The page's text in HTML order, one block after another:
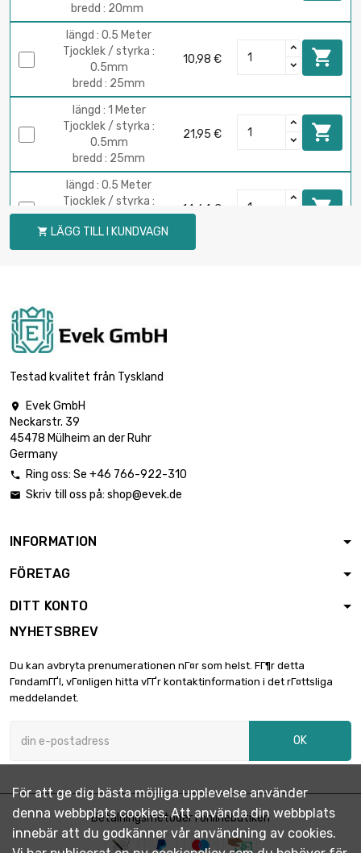
bredd : 20mm
längd : 0.5 Meter
Tjocklek / styrka :
0.5mm
bredd : 25mm
10,98 € 
längd : 1 Meter
Tjocklek / styrka :
0.5mm
bredd : 25mm
21,95 € 
längd : 0.5 Meter
Tjocklek / styrka :
1mm
bredd : 25mm
14,64 € 
längd : 0.5 Meter
bredd : 30mm
längd : 1 Meter
Tjocklek / styrka :
0.5mm
Tjocklek / styrka :
bredd : 30mm
Tjocklek / styrka :
bredd : 30mm
längd : 0.5 Meter
2mm
bredd : 30mm
35,14 €
2mm
längd : 0.5 Meter
Tjocklek / styrka :
0.5mm
bredd : 35mm
15,36 € 
 LÄGG TILL I KUNDVAGN
Testad kvalitet från Tyskland

Evek GmbH
Neckarstr. 39
45478 Mülheim an der Ruhr
Germany
 Ring oss: Se +46 766-922-310
 Skriv till oss på: shop@evek.de
INFORMATION
FÖRETAG
DITT KONTO
NYHETSBREV
Du kan avbryta prenumerationen nГ¤r som helst. FГ¶r detta
Г¤ndamГҐl, vГ¤nligen hitta vГҐr kontaktinformation i det rГ¤ttsliga
meddelandet.
OK
Betalningsmetoder i onlinebutiken
För att ge dig bästa möjliga upplevelse använder
denna webbplats cookies. Att använda din webbplats
innebär att du godkänner vår användning av cookies.